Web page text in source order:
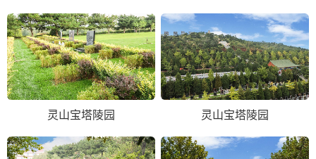
灵山宝塔陵园 灵山宝塔陵园